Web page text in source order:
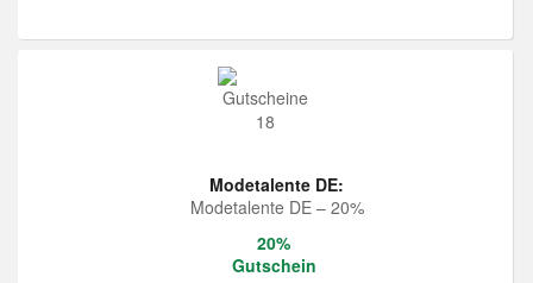
Modetalente DE:
Modetalente DE – 20%
20%
Gutschein